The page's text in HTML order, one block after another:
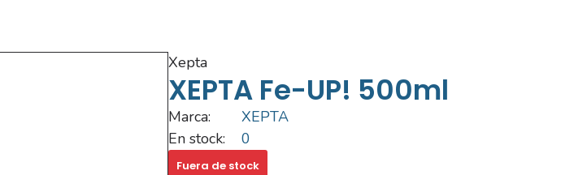
xepta
XEPTA Fe-UP! 500ml
Marca:
XEPTA
En stock:
0
Fuera de stock